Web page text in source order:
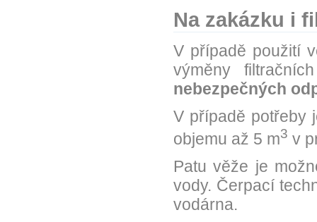
Na zakázku i
V případě použití
výměny
nebezpečných
V případě potřeby
objemu až 5 m3 v
Patu věže je
vody. Čerpací
vodárna.